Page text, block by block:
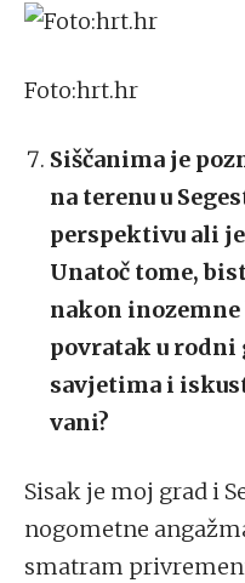
Foto:hrt.hr
Siščanima je
na terenu u
perspektivu ali
Unatoč tome,
nakon
povratak u rodni
savjetima i
vani?
Sisak je moj grad i
nogometne
smatram